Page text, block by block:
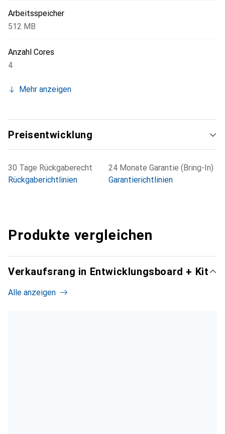
Arbeitsspeicher
512 MB
Anzahl Cores
4
Mehr anzeigen
Preisentwicklung
30 Tage Rückgaberecht
Rückgaberichtlinien
24 Monate Garantie (Bring-In)
Garantierichtlinien
Produkte vergleichen
Verkaufsrang in Entwicklungsboard + Kit
Alle anzeigen